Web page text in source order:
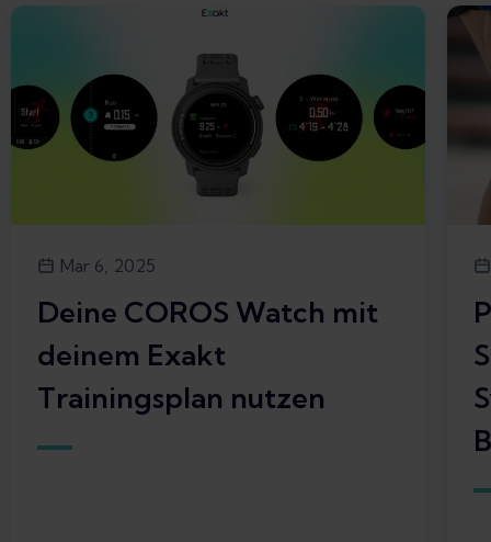
Mar 6, 2025
Deine COROS Watch mit
deinem Exakt
Trainingsplan nutzen